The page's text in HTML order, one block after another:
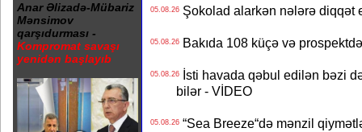
Anar Əlizadə-Mübariz
Mənsimov
qarşıdurması -
Kompromat savaşı
yenidən başlayıb
05.08.26Şokolad alarkən nələrə diqqət
05.08.26Bakıda 108 küçə və
05.08.26İsti havada qəbul edilən bəzi
bilər - VİDEO
05.08.26“Sea Breeze“də mənzil